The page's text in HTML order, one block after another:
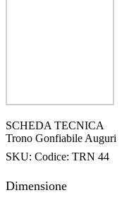
SCHEDA TECNICA
Trono Gonfiabile Auguri
SKU: Codice: TRN 44
Dimensione